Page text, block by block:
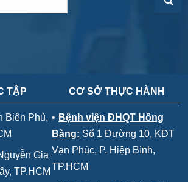
TẬP
Biên Phủ,
Gia
TP.HCM
CƠ SỞ THỰC HÀNH
• Bệnh viện ĐHQT Hồng
Bàng: Số 1 Đường 10, KĐT
Vạn Phúc, P. Hiệp Bình,
TP.HCM